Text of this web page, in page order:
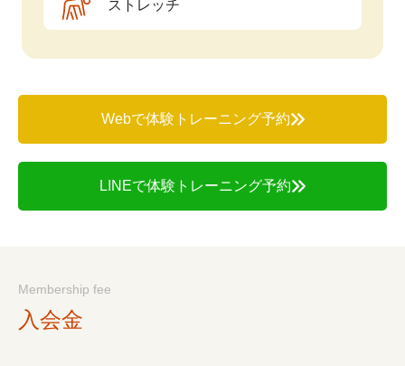
ストレッチ
Webで体験トレーニング予約
LINEで体験トレーニング予約
Membership fee
入会金